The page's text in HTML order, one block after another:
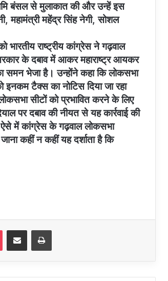
बंसल से मुलाकात की और उन्हें इस
महामंत्री महेंद्र सिंह नेगी, सोशल
राष्ट्रीय कांग्रेस ने गढ़वाल
के दबाव में आकर महाराष्ट्र आयकर
समन भेजा है। उन्होंने कहा कि लोकसभा
टैक्स का नोटिस दिया जा रहा
सीटों को प्रभावित करने के लिए
पर दबाव की नीयत से यह कार्रवाई की
में कांग्रेस के गढ़वाल लोकसभा
कहीं न कहीं यह दर्शाता है कि
Pocket Share via Email Print